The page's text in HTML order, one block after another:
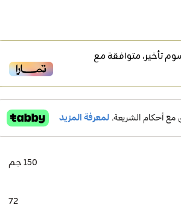
تأخير، متوافقة مع
150 جم
72